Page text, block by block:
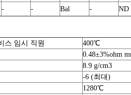
- - Bal - ND
스 임시 직원
400℃
0.48±3%ohm
8.9 g/cm3
-6 (최대)
1280℃